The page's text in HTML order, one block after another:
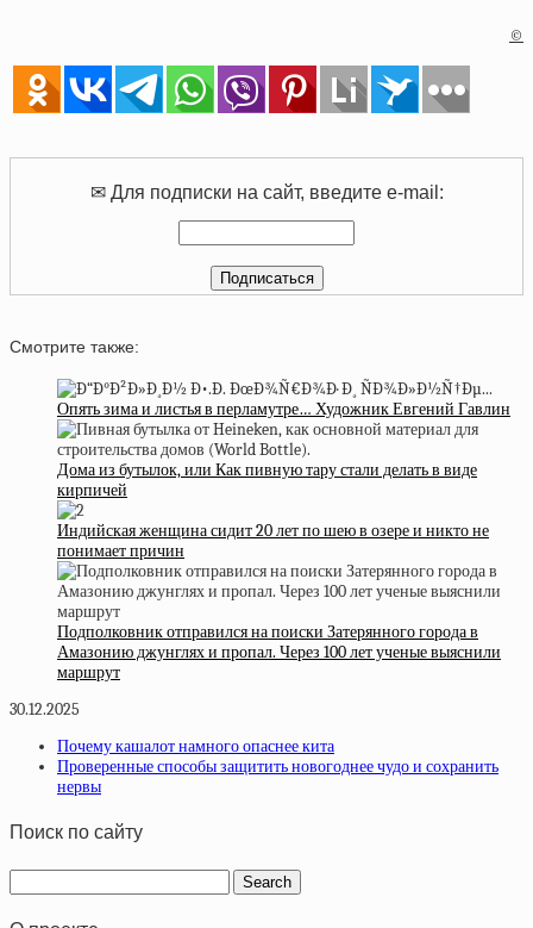
©
✉ Для подписки на сайт, введите e-mail:
Смотрите также:
Опять зима и листья в перламутре… Художник Евгений Гавлин
Дома из бутылок, или Как пивную тару стали делать в виде
кирпичей
Индийская женщина сидит 20 лет по шею в озере и никто не
понимает причин
Подполковник отправился на поиски Затерянного города в
Амазонию джунглях и пропал. Через 100 лет ученые выяснили
маршрут
30.12.2025
Почему кашалот намного опаснее кита
Проверенные способы защитить новогоднее чудо и сохранить
нервы
Поиск по сайту